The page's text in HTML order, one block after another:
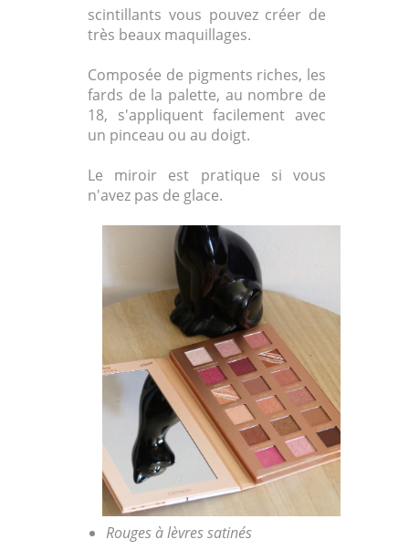
scintillants vous pouvez créer de
très beaux maquillages.
Composée de pigments riches, les
fards de la palette, au nombre de
18, s'appliquent facilement avec
un pinceau ou au doigt.
Le miroir est pratique si vous
n'avez pas de glace.
Rouges à lèvres satinés